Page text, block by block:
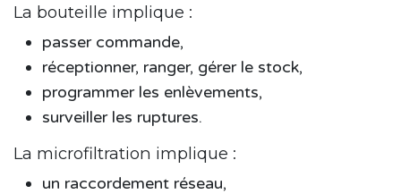
La bouteille implique :
passer commande,
réceptionner, ranger, gérer le stock,
programmer les enlèvements,
surveiller les ruptures.
La microfiltration implique :
un raccordement réseau,